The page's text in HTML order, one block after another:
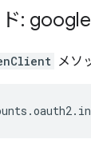
ド: google
メソ
.oauth2.